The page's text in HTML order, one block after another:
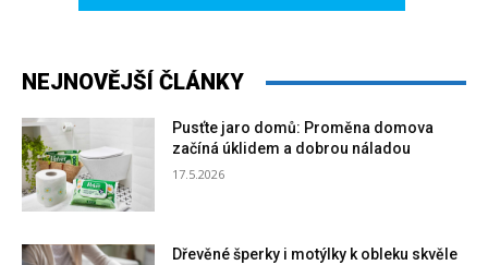
NEJNOVĚJŠÍ ČLÁNKY
Pusťte jaro domů: Proměna domova
začíná úklidem a dobrou náladou
17.5.2026
Dřevěné šperky i motýlky k obleku skvěle